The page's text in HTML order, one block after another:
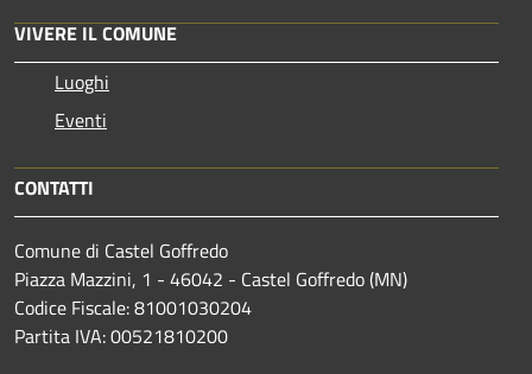
VIVERE IL COMUNE
Luoghi
Eventi
CONTATTI
Comune di Castel Goffredo
Piazza Mazzini, 1 - 46042 - Castel Goffredo (MN)
Codice Fiscale: 81001030204
Partita IVA: 00521810200